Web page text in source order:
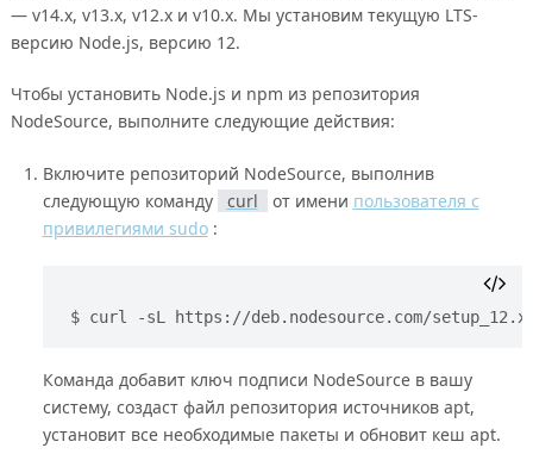
— v14.x, v13.x, v12.x и v10.x. Мы установим текущую LTS-
версию Node.js, версию 12.
Чтобы установить Node.js и npm из репозитория
NodeSource, выполните следующие действия:
Включите репозиторий NodeSource, выполнив
следующую команду
curl от имени пользователя с
привилегиями sudo:
curl -sL https://deb.nodesource.com/
Команда добавит ключ подписи NodeSource в вашу
систему, создаст файл репозитория источников apt,
установит все необходимые пакеты и обновит кеш apt.